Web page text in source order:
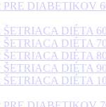
PRE DIABETIKOV
ŠETRIACA DIÉTA
ŠETRIACA DIÉTA
ŠETRIACA DIÉTA
ŠETRIACA DIÉTA
ŠETRIACA DIÉTA